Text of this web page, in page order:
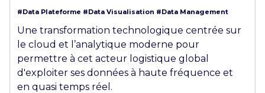
#Data Plateforme #Data Visualisation #Data Management
Une transformation technologique centrée sur
le cloud et l’analytique moderne pour
permettre à cet acteur logistique global
d'exploiter ses données à haute fréquence et
en quasi temps réel.